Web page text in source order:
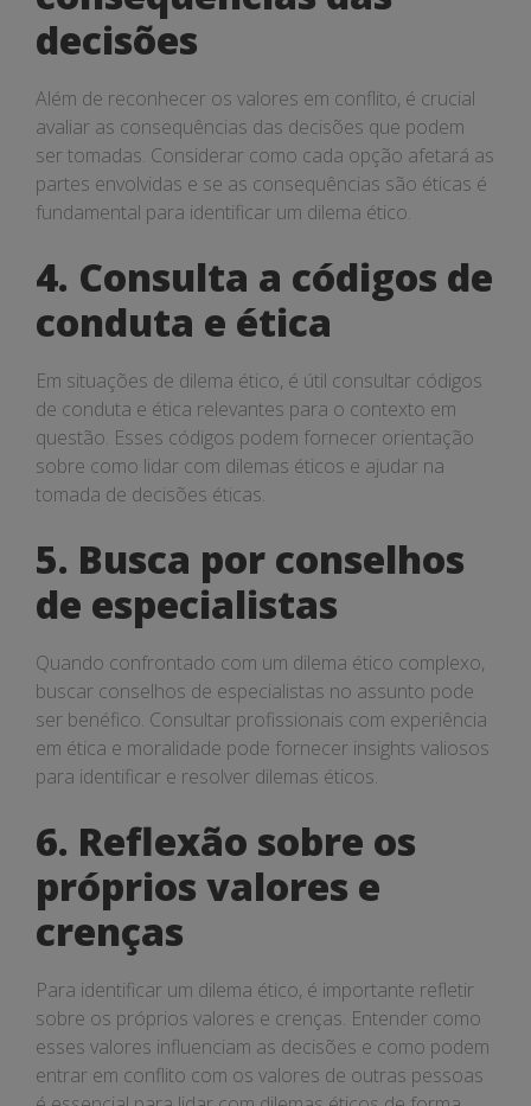
decisões
Além de reconhecer os valores em conflito, é crucial
avaliar as consequências das decisões que podem
ser tomadas. Considerar como cada opção afetará as
partes envolvidas e se as consequências são éticas é
fundamental para identificar um dilema ético.
4. Consulta a códigos de
conduta e ética
Em situações de dilema ético, é útil consultar códigos
de conduta e ética relevantes para o contexto em
questão. Esses códigos podem fornecer orientação
sobre como lidar com dilemas éticos e ajudar na
tomada de decisões éticas.
5. Busca por conselhos
de especialistas
Quando confrontado com um dilema ético complexo,
buscar conselhos de especialistas no assunto pode
ser benéfico. Consultar profissionais com experiência
em ética e moralidade pode fornecer insights valiosos
para identificar e resolver dilemas éticos.
6. Reflexão sobre os
próprios valores e
crenças
Para identificar um dilema ético, é importante refletir
sobre os próprios valores e crenças. Entender como
esses valores influenciam as decisões e como podem
entrar em conflito com os valores de outras pessoas